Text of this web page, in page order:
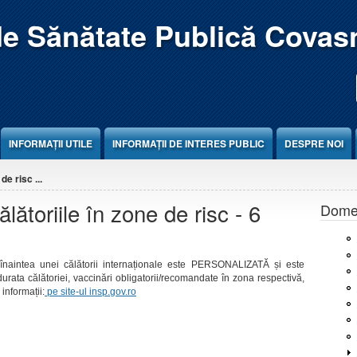
Sănătate Publică
INFORMAȚII UTILE INFORMAȚII DE INTERES PUBLIC DESPRE NOI
risc ...
în zone de risc - 6
unei călătorii internaționale este PERSONALIZATĂ și este
călătoriei, vaccinări obligatorii/recomandate în zona respectivă,
pe site-ul insp.gov.ro